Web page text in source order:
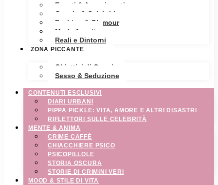
Eventi & Avvenimenti
Gossip & Celebrities
Fashion & Glamour
Moda Avanti
Reali e Dintorni
ZONA PICCANTE
Obiettivi di Coppia
Sesso & Seduzione
CONTENUTI ESCLUSIVI
DIARI URBANI
PIPPA PICKLE: VITA, AMORE E ALTRI DISASTRI
RIFLETTORI SULLE CELEBRITÀ
MENTE & ANIMA
CRIME CAFFÈ
CHIACCHIERE PSICO
PSICOPILLOLE
STORIA OSCURA
STORIE DI CRIMINI VERI
MOOD & STILE DI VITA